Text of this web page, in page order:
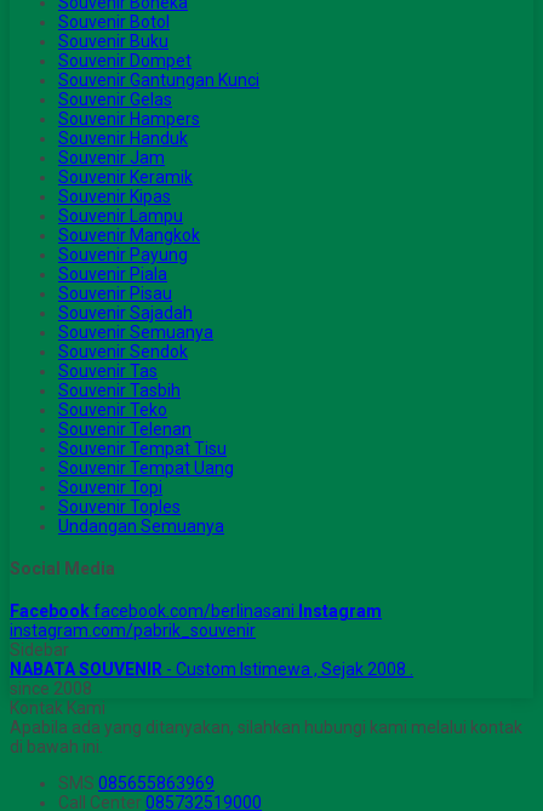
Souvenir Botol
Souvenir Buku
Souvenir Dompet
Souvenir Gantungan Kunci
Souvenir Gelas
Souvenir Hampers
Souvenir Handuk
Souvenir Jam
Souvenir Keramik
Souvenir Kipas
Souvenir Lampu
Souvenir Mangkok
Souvenir Payung
Souvenir Piala
Souvenir Pisau
Souvenir Sajadah
Souvenir Semuanya
Souvenir Sendok
Souvenir Tas
Souvenir Tasbih
Souvenir Teko
Souvenir Telenan
Souvenir Tempat Tisu
Souvenir Tempat Uang
Souvenir Topi
Souvenir Toples
Undangan Semuanya
Social Media
Facebookfacebook.com/berlinasani Instagram
instagram.com/pabrik_souvenir
Sidebar
NABATA SOUVENIR - Custom Istimewa , Sejak 2008 .
since 2008
Kontak Kami
Apabila ada yang ditanyakan, silahkan hubungi kami melalui kontak
di bawah ini.
SMS 085655863969
Call Center085732519000